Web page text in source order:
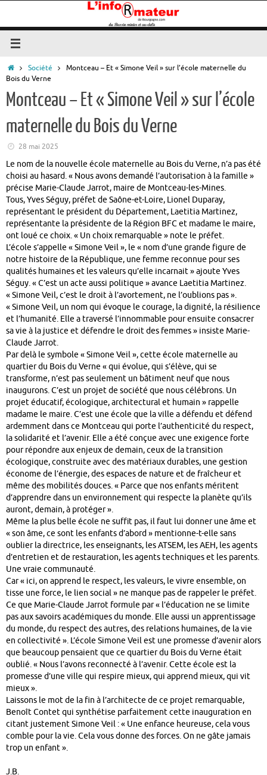
contenu
Accueil
Société
Montceau – Et « Simone Veil » sur l’école maternelle du
Bois du Verne
Montceau – Et « Simone Veil » sur l’école
maternelle du Bois du Verne
28 mai 2025
Le nom de la nouvelle école maternelle au Bois du Verne, n’a pas été
choisi au hasard. « Nous avons demandé l’autorisation à la famille »
précise Marie-Claude Jarrot, maire de Montceau-les-Mines.
Tous, Yves Séguy, préfet de Saône-et-Loire, Lionel Duparay,
représentant le président du Département, Laetitia Martinez,
représentante la présidente de la Région BFC et madame le maire,
ont loué ce choix. « Un choix remarquable » note le préfet.
L’école s’appelle « Simone Veil », le « nom d’une grande figure de
notre histoire de la République, une femme reconnue pour ses
qualités humaines et les valeurs qu’elle incarnait » ajoute Yves
Séguy. « C’est un acte aussi politique » avance Laetitia Martinez.
« Simone Veil, c’est le droit à l’avortement, ne l’oublions pas ».
« Simone Veil, un nom qui évoque le courage, la dignité, la résilience
et l’humanité. Elle a traversé l’innommable pour ensuite consacrer
sa vie à la justice et défendre le droit des femmes » insiste Marie-
Claude Jarrot.
Par delà le symbole « Simone Veil », cette école maternelle au
quartier du Bois du Verne « qui évolue, qui s’élève, qui se
transforme, n’est pas seulement un bâtiment neuf que nous
inaugurons. C’est un projet de société que nous célébrons. Un
projet éducatif, écologique, architectural et humain » rappelle
madame le maire. C’est une école que la ville a défendu et défend
ardemment dans ce Montceau qui porte l’authenticité du respect,
la solidarité et l’avenir. Elle a été conçue avec une exigence forte
pour répondre aux enjeux de demain, ceux de la transition
écologique, construite avec des matériaux durables, une gestion
économe de l’énergie, des espaces de nature et de fraîcheur et
même des mobilités douces. « Parce que nos enfants méritent
d’apprendre dans un environnement qui respecte la planète qu’ils
auront, demain, à protéger ».
Même la plus belle école ne suffit pas, il faut lui donner une âme et
« son âme, ce sont les enfants d’abord » mentionne-t-elle sans
oublier la directrice, les enseignants, les ATSEM, les AEH, les agents
d’entretien et de restauration, les agents techniques et les parents.
Une vraie communauté.
Car « ici, on apprend le respect, les valeurs, le vivre ensemble, on
tisse une force, le lien social » ne manque pas de rappeler le préfet.
Ce que Marie-Claude Jarrot formule par « l’éducation ne se limite
pas aux savoirs académiques du monde. Elle aussi un apprentissage
du monde, du respect des autres, des relations humaines, de la vie
en collectivité ». L’école Simone Veil est une promesse d’avenir alors
que beaucoup pensaient que ce quartier du Bois du Verne était
oublié. « Nous l’avons reconnecté à l’avenir. Cette école est la
promesse d’une ville qui respire mieux, qui apprend mieux, qui vit
mieux ».
Laissons le mot de la fin à l’architecte de ce projet remarquable,
Benoît Contet qui synthétise parfaitement cette inauguration en
citant justement Simone Veil : « Une enfance heureuse, cela vous
comble pour la vie. Cela vous donne des forces. On ne gâte jamais
trop un enfant ».
J.B.